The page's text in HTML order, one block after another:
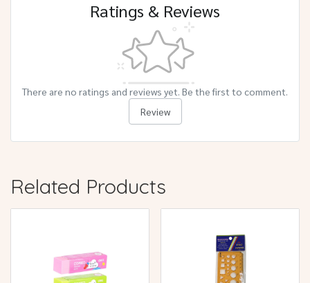
Ratings & Reviews
There are no ratings and reviews yet. Be the first to comment.
Review
Related Products